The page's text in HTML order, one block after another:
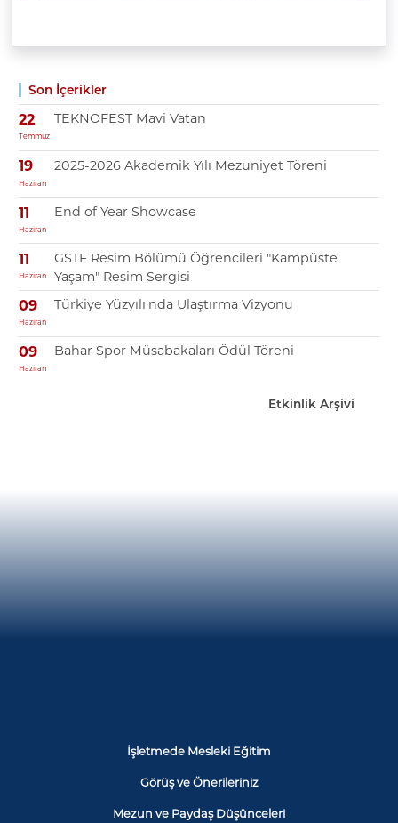
Son İçerikler
22
Temmuz
TEKNOFEST Mavi Vatan
19
Haziran
2025-2026 Akademik Yılı Mezuniyet Töreni
11
Haziran
End of Year Showcase
11
Haziran
GSTF Resim Bölümü Öğrencileri "Kampüste
Yaşam" Resim Sergisi
09
Haziran
Türkiye Yüzyılı'nda Ulaştırma Vizyonu
09
Haziran
Bahar Spor Müsabakaları Ödül Töreni
Etkinlik Arşivi
İşletmede Mesleki Eğitim
Görüş ve Önerileriniz
Mezun ve Paydaş Düşünceleri